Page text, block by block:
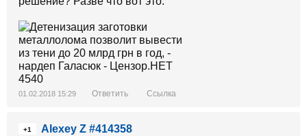
01.02.2018 15:29 Ответить Ссылка
+1
Alexey Z #414358